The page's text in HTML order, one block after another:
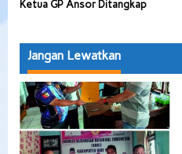
Ketua GP Ansor Ditangkap
Jangan Lewatkan